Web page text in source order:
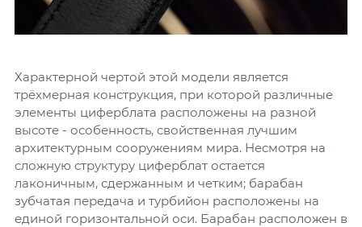
Характерной чертой этой модели является
трёхмерная конструкция, при которой различные
элементы циферблата расположены на разной
высоте - особенность, свойственная лучшим
архитектурным сооружениям мира. Несмотря на
сложную структуру циферблат остается
лаконичным, сдержанным и четким; барабан
зубчатая передача и турбийон расположены на
единой горизонтальной оси. Барабан расположен в